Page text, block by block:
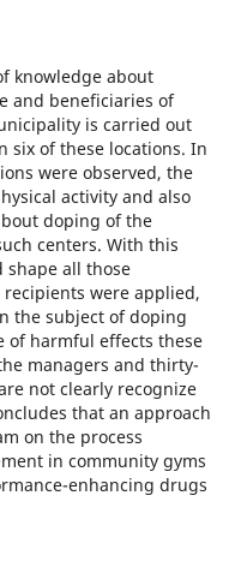
knowledge about
and beneficiaries of
is carried out
six of these locations. In
were observed, the
activity and also
doping of the
centers. With this
shape all those
were applied,
the subject of doping
of harmful effects these
managers and thirty-
not clearly recognize
that an approach
on the process
in community gyms
enhancing drugs